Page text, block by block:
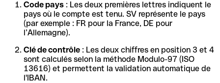
Code pays : Les deux premières lettres indiquent le
pays où le compte est tenu. SV représente le pays
(par exemple : FR pour la France, DE pour
l’Allemagne).
Clé de contrôle : Les deux chiffres en position 3 et 4
sont calculés selon la méthode Modulo-97 (ISO
13616) et permettent la validation automatique de
l'IBAN.